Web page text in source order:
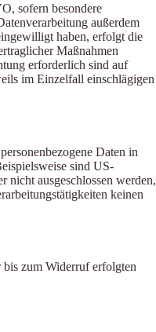
sofern besondere
außerdem
haben, erfolgt die
Maßnahmen
erforderlich sind auf
im Einzelfall einschlägigen
Daten in
sind US-
nicht ausgeschlossen werden,
keinen
zum Widerruf erfolgten